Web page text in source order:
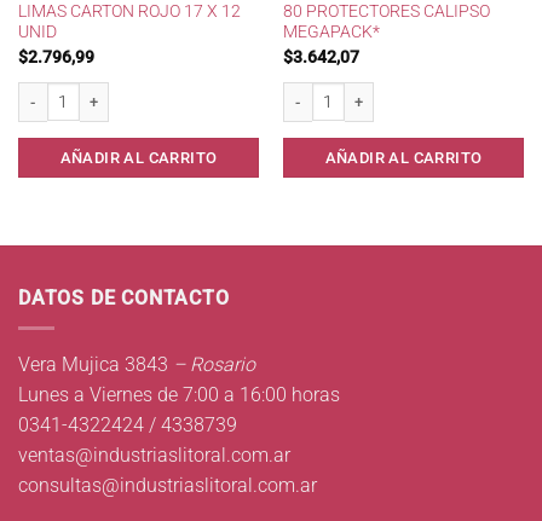
LIMAS CARTON ROJO 17 X 12
UNID
$2.796,99
Limas Carton Rojo 17 x 12 unid cantidad
AÑADIR AL CARRITO
80 PROTECTORES CALIPSO
MEGAPACK*
$3.642,07
80 Protectores Calipso MegaPack*
AÑADIR AL CARRITO
cantidad
DATOS DE CONTACTO
Vera Mujica 3843 – Rosario
Lunes a Viernes de 7:00 a 16:00 horas
0341-4322424 / 4338739
ventas@industriaslitoral.com.ar
consultas@industriaslitoral.com.ar